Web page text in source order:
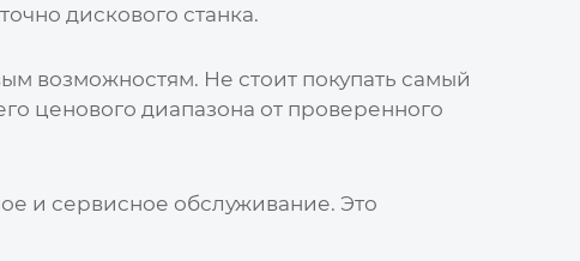
дискового станка.
возможностям. Не стоит покупать самый
ценового диапазона от проверенного
и сервисное обслуживание. Это